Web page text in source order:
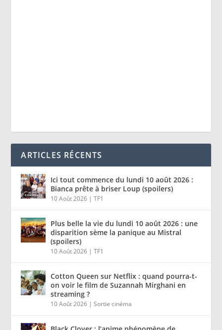
ARTICLES RÉCENTS
Ici tout commence du lundi 10 août 2026 :
Bianca prête à briser Loup (spoilers)
10 Août 2026 |TF1
Plus belle la vie du lundi 10 août 2026 : une
disparition sème la panique au Mistral
(spoilers)
10 Août 2026 |TF1
Cotton Queen sur Netflix : quand pourra-t-
on voir le film de Suzannah Mirghani en
streaming ?
10 Août 2026 |Sortie cinéma